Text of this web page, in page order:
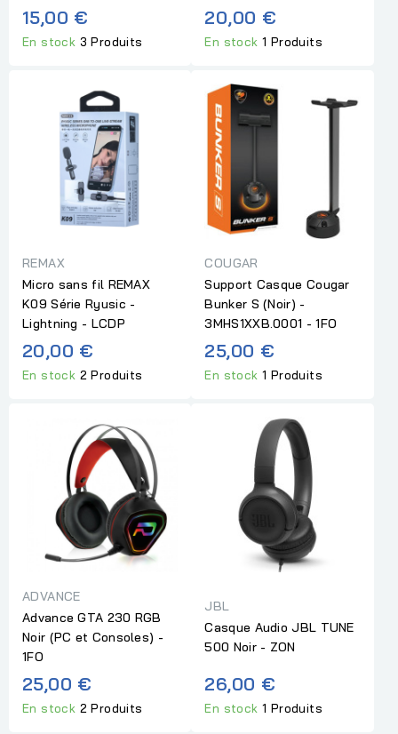
15,00 €
En stock 3 Produits
20,00 €
En stock1 Produits
REMAX
Micro sans fil REMAX
K09 Série Ryusic -
Lightning - LCDP
20,00 €
En stock 2 Produits
COUGAR
Support Casque Cougar
Bunker S (Noir) -
3MHS1XXB.0001 - 1FO
25,00 €
En stock1 Produits
ADVANCE
Advance GTA 230 RGB
Noir (PC et Consoles) -
1FO
25,00 €
En stock 2 Produits
JBL
Casque Audio JBL TUNE
500 Noir - ZON
26,00 €
En stock1 Produits